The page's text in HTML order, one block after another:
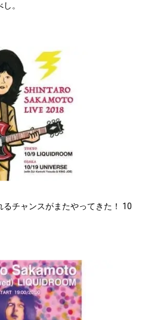
。
チャンスがまたやってきた！ 10